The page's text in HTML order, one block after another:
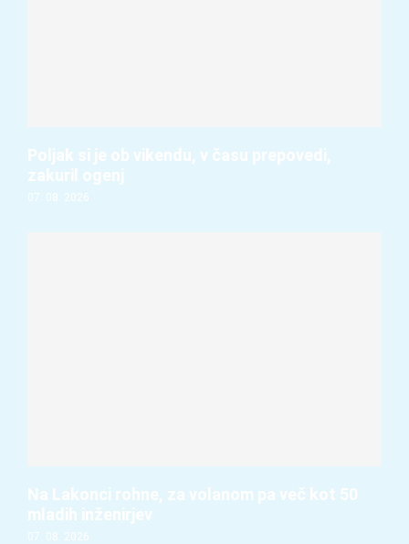
Poljak si je ob vikendu, v času prepovedi,
zakuril ogenj
07. 08. 2026
Na Lakonci rohne, za volanom pa več kot 50
mladih inženirjev
07. 08. 2026